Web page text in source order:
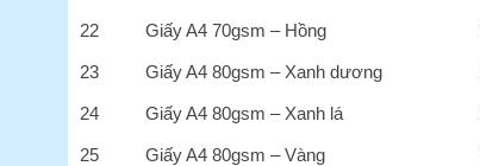
22 Giấy A4 70gsm – Hồng
23 Giấy A4 80gsm – Xanh dương
24 Giấy A4 80gsm – Xanh lá
25 Giấy A4 80gsm – Vàng